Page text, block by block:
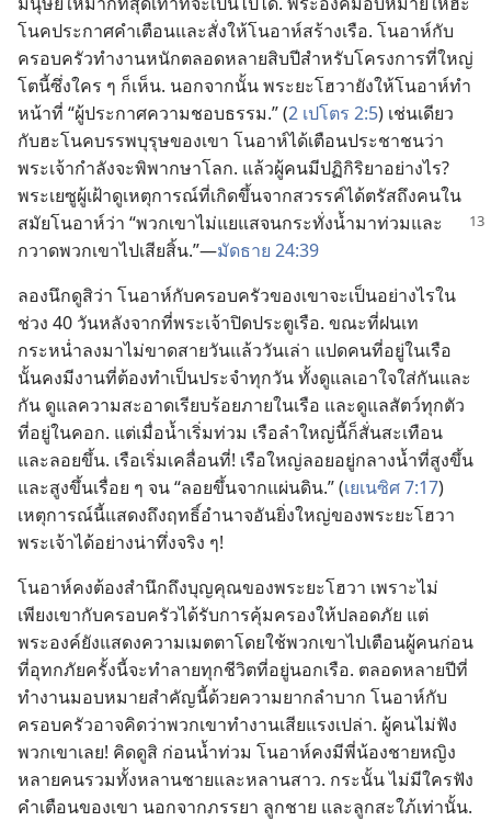
โนค​ประกาศ​คำ​เตือน​และ​สั่ง​ให้​โนอาห์​สร้าง​เรือ. โนอาห์​กับ​
ครอบครัว​ทำ​งาน​หนัก​ตลอด​หลาย​สิบ​ปี​สำหรับ​โครงการ​ที่​ใหญ่​
โต​นี้​ซึ่ง​ใคร ๆ ก็​เห็น. นอก​จาก​นั้น พระ​ยะโฮวา​ยัง​ให้​โนอาห์​ทำ​
หน้า​ที่ “ผู้​ประกาศ​ความ​ชอบธรรม.” (2 เปโตร 2:5) เช่น​เดียว​
กับ​ฮะโนค​บรรพบุรุษ​ของ​เขา โนอาห์​ได้​เตือน​ประชาชน​ว่า​
พระเจ้า​กำลัง​จะ​พิพากษา​โลก. แล้ว​ผู้​คน​มี​ปฏิกิริยา​อย่าง​ไร?
พระ​เยซู​ผู้​เฝ้า​ดู​เหตุ​การณ์​ที่​เกิด​ขึ้น​จาก​สวรรค์​ได้​ตรัส​ถึง​คน​ใน​
สมัย​โนอาห์​ว่า “พวก​เขา​ไม่​แยแส​จน​กระทั่ง​น้ำ​มา​ท่วม​และ​
กวาด​พวก​เขา​ไป​เสีย​สิ้น.”—มัดธาย 24:39
ลอง​นึก​ดู​สิ​ว่า โนอาห์​กับ​ครอบครัว​ของ​เขา​จะ​เป็น​อย่าง​ไร​ใน​
ช่วง 40 วัน​หลัง​จาก​ที่​พระเจ้า​ปิด​ประตู​เรือ. ขณะ​ที่​ฝน​เท​
กระหน่ำ​ลง​มา​ไม่​ขาด​สาย​วัน​แล้ว​วัน​เล่า แปด​คน​ที่​อยู่​ใน​เรือ​
นั้น​คง​มี​งาน​ที่​ต้อง​ทำ​เป็น​ประจำ​ทุก​วัน ทั้ง​ดู​แล​เอา​ใจ​ใส่​กัน​และ​
กัน ดู​แล​ความ​สะอาด​เรียบร้อย​ภาย​ใน​เรือ และ​ดู​แล​สัตว์​ทุก​ตัว​
ที่​อยู่​ใน​คอก. แต่​เมื่อ​น้ำ​เริ่ม​ท่วม เรือ​ลำ​ใหญ่​นี้​ก็​สั่น​สะเทือน​
และ​ลอย​ขึ้น. เรือ​เริ่ม​เคลื่อน​ที่! เรือ​ใหญ่​ลอย​อยู่​กลาง​น้ำ​ที่​สูง​ขึ้น​
และ​สูง​ขึ้น​เรื่อย ๆ จน “ลอย​ขึ้น​จาก​แผ่นดิน.” (เยเนซิศ 7:17)
เหตุ​การณ์​นี้​แสดง​ถึง​ฤทธิ์​อำนาจ​อัน​ยิ่ง​ใหญ่​ของ​พระ​ยะโฮวา​
พระเจ้า​ได้​อย่าง​น่า​ทึ่ง​จริง ๆ!
โนอาห์​คง​ต้อง​สำนึก​ถึง​บุญคุณ​ของ​พระ​ยะโฮวา เพราะ​ไม่​
เพียง​เขา​กับ​ครอบครัว​ได้​รับ​การ​คุ้มครอง​ให้​ปลอด​ภัย แต่​
พระองค์​ยัง​แสดง​ความ​เมตตา​โดย​ใช้​พวก​เขา​ไป​เตือน​ผู้​คน​ก่อน​
ที่​อุทกภัย​ครั้ง​นี้​จะ​ทำลาย​ทุก​ชีวิต​ที่​อยู่​นอก​เรือ. ตลอด​หลาย​ปี​ที่​
ทำ​งาน​มอบหมาย​สำคัญ​นี้​ด้วย​ความ​ยาก​ลำบาก โนอาห์​กับ​
ครอบครัว​อาจ​คิด​ว่า​พวก​เขา​ทำ​งาน​เสีย​แรง​เปล่า. ผู้​คน​ไม่​ฟัง​
พวก​เขา​เลย! คิด​ดู​สิ ก่อน​น้ำ​ท่วม โนอาห์​คง​มี​พี่​น้อง​ชาย​หญิง​
หลาย​คน​รวม​ทั้ง​หลาน​ชาย​และ​หลาน​สาว. กระนั้น ไม่​มี​ใคร​ฟัง​
คำ​เตือน​ของ​เขา นอก​จาก​ภรรยา ลูก​ชาย และ​ลูก​สะใภ้​เท่า​นั้น.